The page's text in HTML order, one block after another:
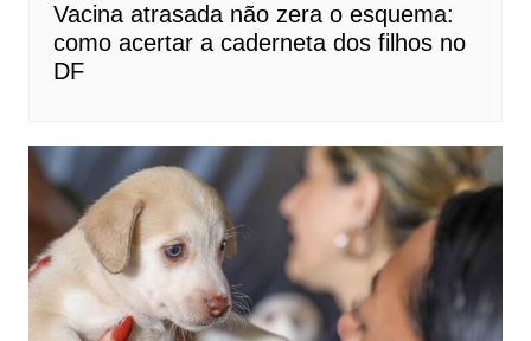
Vacina atrasada não zera o esquema:
como acertar a caderneta dos filhos no
DF